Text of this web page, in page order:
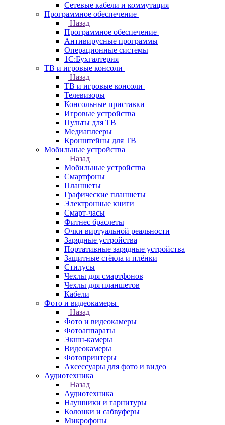
Сетевые кабели и коммутация
Программное обеспечение
Назад
Программное обеспечение
Антивирусные программы
Операционные системы
1С:Бухгалтерия
ТВ и игровые консоли
Назад
ТВ и игровые консоли
Телевизоры
Консольные приставки
Игровые устройства
Пульты для ТВ
Медиаплееры
Кронштейны для ТВ
Мобильные устройства
Назад
Мобильные устройства
Смартфоны
Планшеты
Графические планшеты
Электронные книги
Смарт-часы
Фитнес браслеты
Очки виртуальной реальности
Зарядные устройства
Портативные зарядные устройства
Защитные стёкла и плёнки
Стилусы
Чехлы для смартфонов
Чехлы для планшетов
Кабели
Фото и видеокамеры
Назад
Фото и видеокамеры
Фотоаппараты
Экшн-камеры
Видеокамеры
Фотопринтеры
Аксессуары для фото и видео
Аудиотехника
Назад
Аудиотехника
Наушники и гарнитуры
Колонки и сабвуферы
Микрофоны